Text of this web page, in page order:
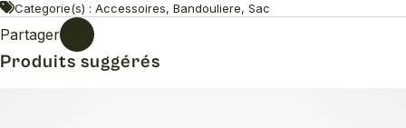
Categorie(s) : Accessoires, Bandouliere, Sac
Partager
Produits suggérés